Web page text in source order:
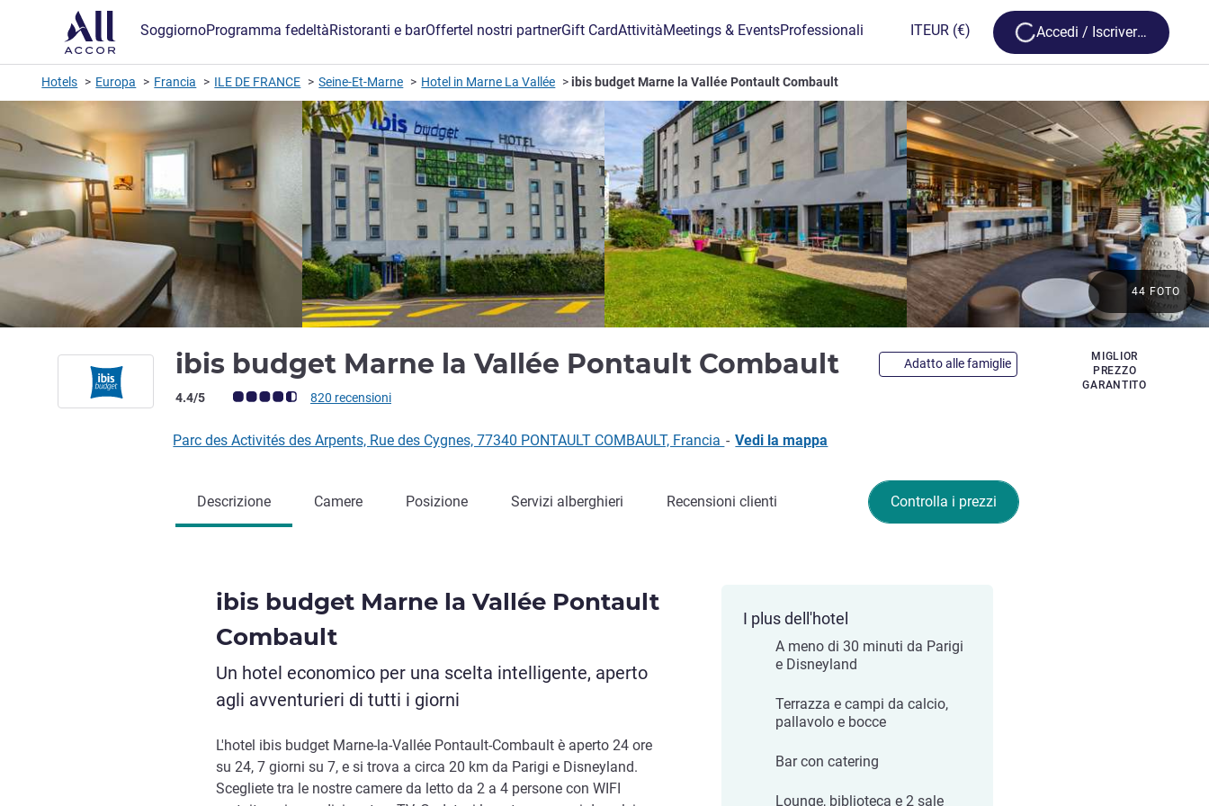
SoggiornoProgramma fedeltàRistoranti e barOfferteI nostri partnerGift CardAttivitàMeetings & EventsProfessionali ITEUR (€) Loading...
Accedi / Iscriversi
Hotels Europa Francia ILE DE FRANCE Seine-Et-Marne Hotel in Marne La Vallée ibis budget Marne la Vallée Pontault Combault
ibis budget Marne la Vallée Pontault Combault 2 stelleAdatto alle famiglie
Giudizio clienti (Valutazione ALL)
4.4/5 820 recensioni
MIGLIOR
PREZZO
GARANTITO
44 FOTO
Parc des Activités des Arpents, Rue des Cygnes, 77340 PONTAULT COMBAULT, Francia - Vedi la mappa
Controlla i prezzi
Descrizione Camere Posizione Servizi alberghieri Recensioni clienti
ibis budget Marne la Vallée Pontault
Combault
Un hotel economico per una scelta intelligente, aperto
agli avventurieri di tutti i giorni
L'hotel ibis budget Marne-la-Vallée Pontault-Combault è aperto 24 ore
su 24, 7 giorni su 7, e si trova a circa 20 km da Parigi e Disneyland.
Scegliete tra le nostre camere da letto da 2 a 4 persone con WIFI
I plus dell'hotel
A meno di 30 minuti da Parigi
e Disneyland
Terrazza e campi da calcio,
pallavolo e bocce
Bar con catering
Lounge, biblioteca e 2 sale